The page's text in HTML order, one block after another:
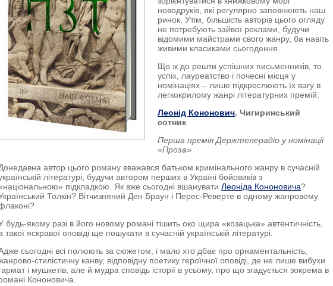
новодруків, які регулярно заповнюють наш
ринок. Утім, більшість авторів цього огляду
не потребують зайвої реклами, будучи
відомими майстрами свого жанру, ба навіть
живими класиками сьогодення.
Що ж до решти успішних письменників, то
успіх, лауреатство і почесні місця у
номінаціях – лише підкреслюють їх вагу в
легкокрилому жанрі літературних премій.
Леонід Кононович. Чигиринський
сотник
Перша премія Держтелерадіо у номінації
«Проза»
автор цього роману вважався батьком кримінального жанру в сучасній
літературі, будучи автором перших в Україні бойовиків з
підкладкою. Як вже сьогодні вшануватиЛеоніда Кононовича?
Толкін? Вітчизняний Ден Браун і Перес-Реверте в одному жанровому
будь-якому разі в його новому романі тішить око щира «козацька» автентичність,
такої яскравої оповіді ще пошукати в сучасній українській літературі.
сьогодні всі полюють за сюжетом, і мало хто дбає про орнаментальність,
стилістичну канву, відповідну поетику героїчної оповіді, де не лише вибухи
і мушкетів, але й мудра сповідь історії в усьому, про що згадується зокрема в
Кононовича.